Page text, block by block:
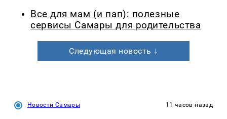
Все для мам (и пап): полезные
сервисы Самары для родительства
Следующая новость ↓
Новости Самары 11 часов назад